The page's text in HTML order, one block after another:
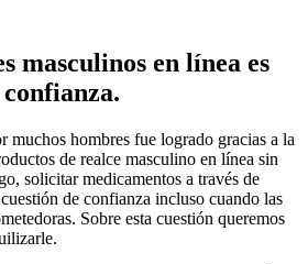
masculinos en línea es
muchos hombres fue logrado gracias a la
de realce masculino en línea sin
solicitar medicamentos a través de
de confianza incluso cuando las
Sobre esta cuestión queremos